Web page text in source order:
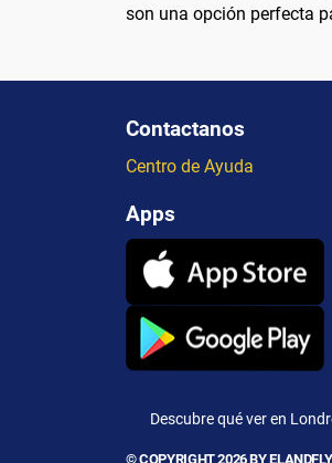
son una opción perfecta
Contactanos
Centro de Ayuda
Apps
Descubre qué ver en
© COPYRIGHT 2026 BY